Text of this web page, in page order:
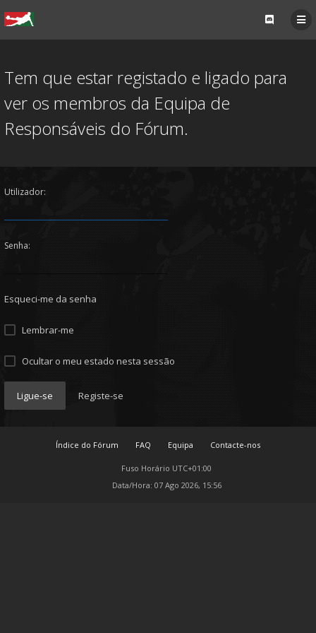
Tem que estar registado e ligado para
ver os membros da Equipa de
Responsáveis do Fórum.
Utilizador:
Senha:
Esqueci-me da senha
Lembrar-me
Ocultar o meu estado nesta sessão
Ligue-se Registe-se
Índice do Fórum FAQ Equipa Contacte-nos
Fuso Horário UTC+01:00
Data/Hora: 07 Ago 2026, 15:56